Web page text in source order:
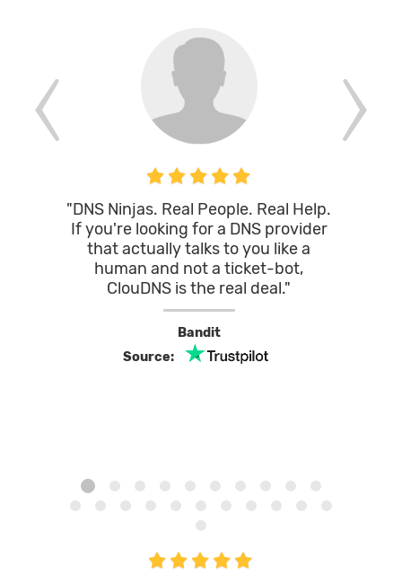
"DNS Ninjas. Real People. Real Help.
If you're looking for a DNS provider
that actually talks to you like a
human and not a ticket-bot,
ClouDNS is the real deal."
Bandit
Source: